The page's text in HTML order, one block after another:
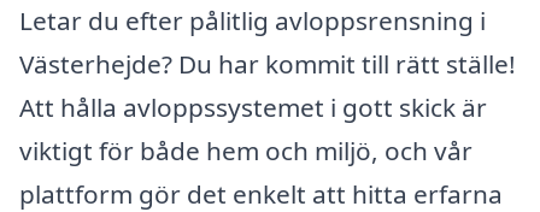
Letar du efter pålitlig avloppsrensning i
Västerhejde? Du har kommit till rätt ställe!
Att hålla avloppssystemet i gott skick är
viktigt för både hem och miljö, och vår
plattform gör det enkelt att hitta erfarna